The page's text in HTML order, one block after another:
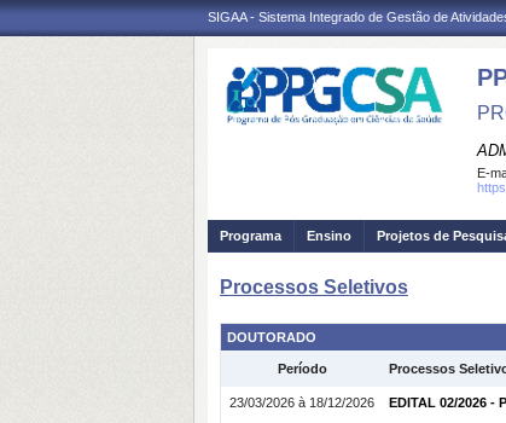
SIGAA - Sistema Integrado de Gestão de
E-
Programa Ensino Projetos de
Processos Seletivos
DOUTORADO
Período Processos
23/03/2026 à 18/12/2026 EDITAL 02/2026 -